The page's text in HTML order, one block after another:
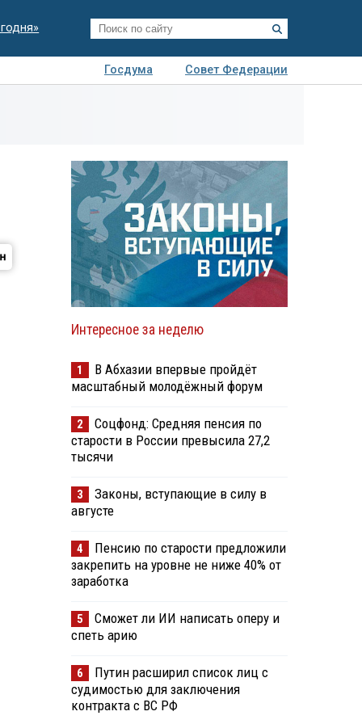
Госдума
Совет Федерации
Интересное за неделю
1
В Абхазии впервые пройдёт
масштабный молодёжный форум
2
Соцфонд: Средняя пенсия по
старости в России превысила 27,2
тысячи
3
Законы, вступающие в силу в
августе
4
Пенсию по старости предложили
закрепить на уровне не ниже 40% от
заработка
5
Сможет ли ИИ написать оперу и
спеть арию
6
Путин расширил список лиц с
судимостью для заключения
контракта с ВС РФ